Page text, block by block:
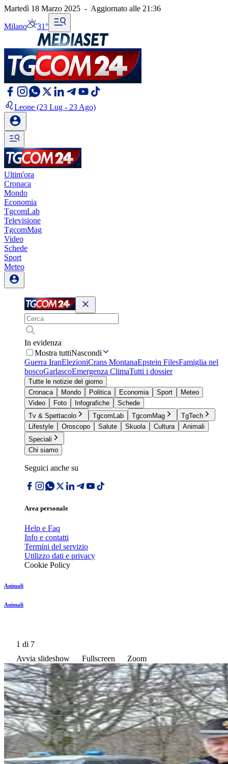
Martedì 18 Marzo 2025 - Aggiornato alle 21:36
Milano 31°
Leone (23 Lug - 23 Ago)
Ultim'ora
Cronaca
Mondo
Economia
TgcomLab
Televisione
TgcomMag
Video
Schede
Sport
Meteo
In evidenza
Mostra tuttiNascondi
Guerra IranElezioniCrans MontanaEpstein FilesFamiglia nel
boscoGarlascoEmergenza ClimaTutti i dossier
Tutte le notizie del giorno
Cronaca
Mondo Politica Economia Sport
Meteo
Video
Foto Infografiche
Schede
Tv & Spettacolo
TgcomLab TgcomMag
TgTech
Lifestyle
Oroscopo Salute Skuola Cultura
Animali
Speciali
Chi siamo
Seguici anche su
Area personale
Help e Faq
Info e contatti
Termini del servizio
Utilizzo dati e privacy
Cookie Policy
Animali
Animali
1 di 7
Avvia slideshow
Fullscreen Zoom